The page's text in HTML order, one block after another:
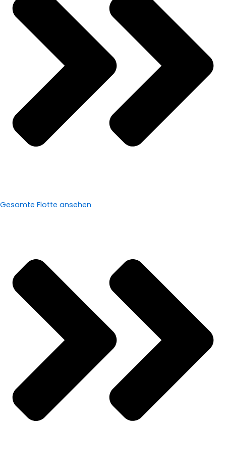
Gesamte Flotte ansehen